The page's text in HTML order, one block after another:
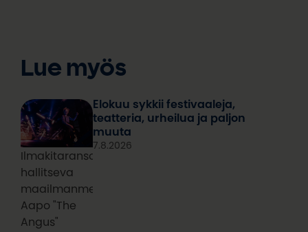
Lue myös
Ilmakitaransoiton
hallitseva
maailmanmestari
Aapo "The
Angus"
Elokuu sykkii festivaaleja,
teatteria, urheilua ja paljon
muuta
7.8.2026